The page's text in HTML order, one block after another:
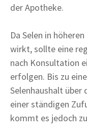
der Apotheke.
Da Selen in
wirkt, sollte eine
nach Konsultation
erfolgen. Bis zu
Selenhaushalt über
einer ständigen
kommt es jedoch zu